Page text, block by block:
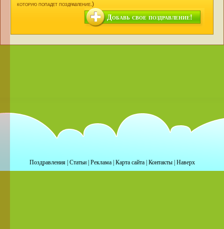
которую попадет поздравление.)
Добавь свое поздравление!
Поздравления| Статьи| Реклама| Карта сайта| Контакты| Наверх